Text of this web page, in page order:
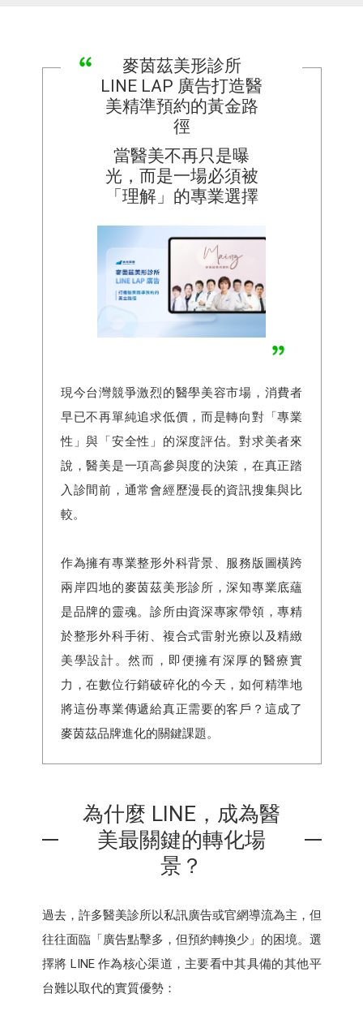
麥茵茲美形診所
LINE LAP 廣告打造醫
美精準預約的黃金路
徑
當醫美不再只是曝
光，而是一場必須被
「理解」的專業選擇
現今台灣競爭激烈的醫學美容市場，消費者
早已不再單純追求低價，而是轉向對「專業
性」與「安全性」的深度評估。對求美者來
說，醫美是一項高參與度的決策，在真正踏
入診間前，通常會經歷漫長的資訊搜集與比
較。
作為擁有專業整形外科背景、服務版圖橫跨
兩岸四地的麥茵茲美形診所，深知專業底蘊
是品牌的靈魂。診所由資深專家帶領，專精
於整形外科手術、複合式雷射光療以及精緻
美學設計。然而，即便擁有深厚的醫療實
力，在數位行銷破碎化的今天，如何精準地
將這份專業傳遞給真正需要的客戶？這成了
麥茵茲品牌進化的關鍵課題。
為什麼 LINE，成為醫
美最關鍵的轉化場
景？
過去，許多醫美診所以私訊廣告或官網導流為主，但
往往面臨「廣告點擊多，但預約轉換少」的困境。選
擇將 LINE 作為核心渠道，主要看中其具備的其他平
台難以取代的實質優勢：